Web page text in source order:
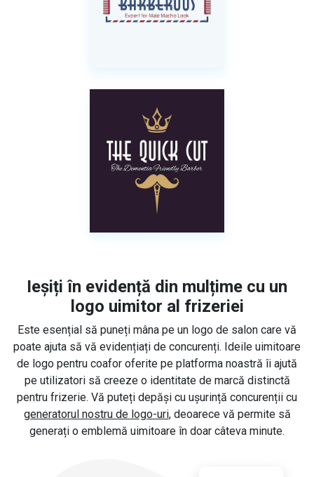
Ieșiți în evidență din mulțime cu un
logo uimitor al frizeriei
Este esențial să puneți mâna pe un logo de salon care vă
poate ajuta să vă evidențiați de concurenți. Ideile uimitoare
de logo pentru coafor oferite pe platforma noastră îi ajută
pe utilizatori să creeze o identitate de marcă distinctă
pentru frizerie. Vă puteți depăși cu ușurință concurenții cu
generatorul nostru de logo-uri, deoarece vă permite să
generați o emblemă uimitoare în doar câteva minute.